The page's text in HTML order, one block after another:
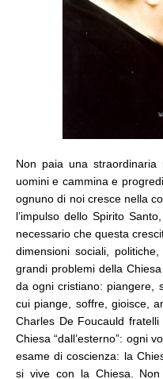
Non paia una
uomini e cammina e
ognuno di noi cresce nella
l’impulso dello Spirito
necessario che questa
dimensioni sociali,
grandi problemi della
da ogni cristiano: piangere,
cui piange, soffre, gioisce,
Charles De Foucauld
Chiesa “dall’esterno”: ogni
esame di coscienza: la
si vive con la Chiesa. Non